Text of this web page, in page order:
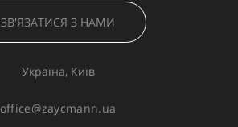
ЗВ'ЯЗАТИСЯ З НАМИ
Україна, Київ
office@zaycmann.ua